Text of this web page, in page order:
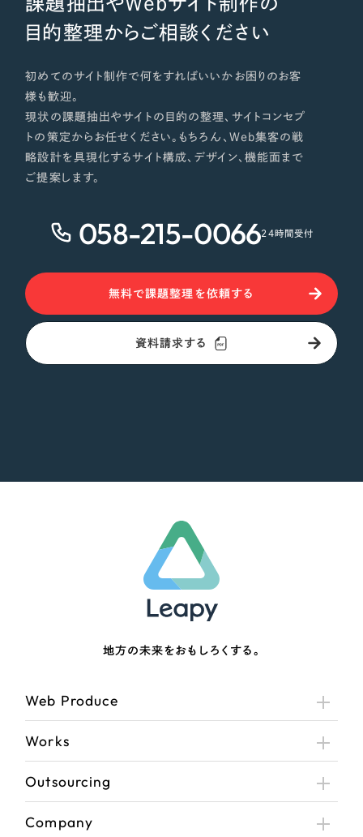
目的整理からご相談ください
初めてのサイト制作で何をすればいいかお困りのお客
様も歓迎。
現状の課題抽出やサイトの目的の整理、サイトコンセプ
トの策定からお任せください。もちろん、Web集客の戦
略設計を具現化するサイト構成、デザイン、機能面まで
ご提案します。
058-215-006624時間受付
無料で課題整理を依頼する
資料請求する
地方の未来をおもしろくする。
Web Produce
Works
Outsourcing
Company